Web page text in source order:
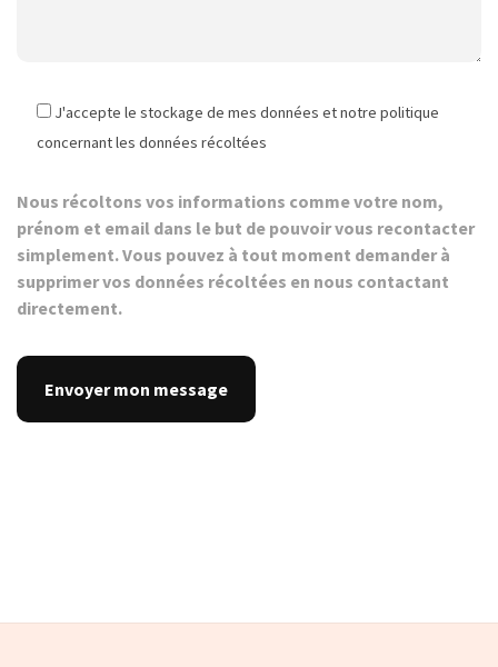
J'accepte le stockage de mes données et notre politique
concernant les données récoltées
Nous récoltons vos informations comme votre nom,
prénom et email dans le but de pouvoir vous recontacter
simplement. Vous pouvez à tout moment demander à
supprimer vos données récoltées en nous contactant
directement.